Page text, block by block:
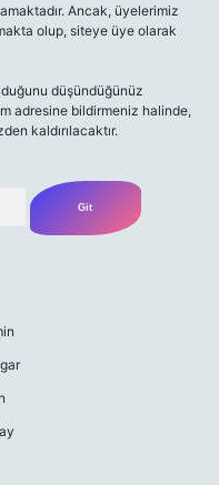
Ancak, üyelerimiz
olup, siteye üye olarak
düşündüğünüz
adresine bildirmeniz halinde,
kaldırılacaktır.